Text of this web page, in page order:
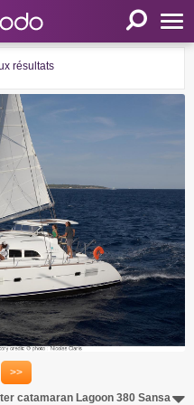
résultats
>>
catamaran Lagoon 380 Sansa